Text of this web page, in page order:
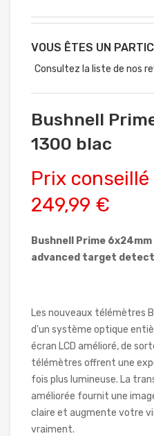
VOUS ÊTES UN
Consultez la liste de nos
Bushnell
1300 blac
Prix conseillé
249,99 €
Bushnell Prime
advanced target
Les nouveaux télémètres
d'un système optique
écran LCD amélioré, de
télémètres offrent une
fois plus lumineuse. La
améliorée fournit une
claire et augmente votre
vraiment.